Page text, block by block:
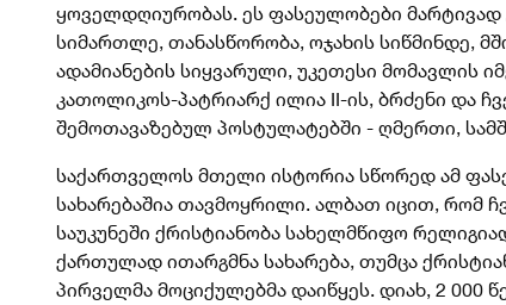
ყოველდღიურობას. ეს ფასეულობები მარტივად
სიმართლე, თანასწორობა, ოჯახის სიწმინდე,
ადამიანების სიყვარული, უკეთესი მომავლის
კათოლიკოს-პატრიარქ ილია II-ის, ბრძენი და
შემოთავაზებულ პოსტულატებში - ღმერთი,
საქართველოს მთელი ისტორია სწორედ ამ
სახარებაშია თავმოყრილი. ალბათ იცით, რომ
საუკუნეში ქრისტიანობა სახელმწიფო
ქართულად ითარგმნა სახარება, თუმცა
პირველმა მოციქულებმა დაიწყეს. დიახ, 2 000